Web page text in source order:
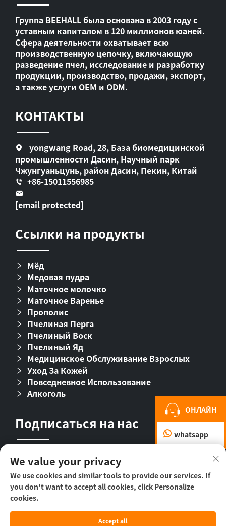
ОНЛАЙН
whatsapp
Группа BEEHALL была основана в 2003 году с
уставным капиталом в 120 миллионов юаней.
Сфера деятельности охватывает всю
производственную цепочку, включающую
разведение пчел, исследование и разработку
продукции, производство, продажи, экспорт,
а также услуги OEM и ODM.
КОНТАКТЫ
yongwang Road, 28, База биомедицинской
промышленности Дасин, Научный парк
Чжунгуаньцунь, район Дасин, Пекин, Китай
+86-15011556985
[email protected]
Ссылки на продукты
Мёд
Медовая пудра
Маточное молочко
Маточное Варенье
Прополис
Пчелиная Перга
Пчелиный Воск
Пчелиный Яд
Медицинское Обслуживание Взрослых
Уход За Кожей
Повседневное Использование
Алкоголь
Подписаться на нас
© ООО «Пекин Бихолл Байолоджикл
We value your privacy
We use cookies and similar tools to provide our services. If
you don't want to accept all cookies, click Personalize
cookies.
Accept all